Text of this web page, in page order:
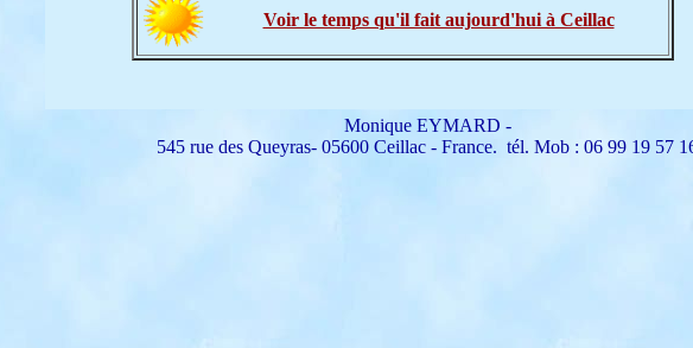
Voir le temps qu'il fait aujourd'hui à Ceillac
Monique EYMARD -
545 rue des Queyras- 05600 Ceillac - France. tél. Mob : 06 99 19 57